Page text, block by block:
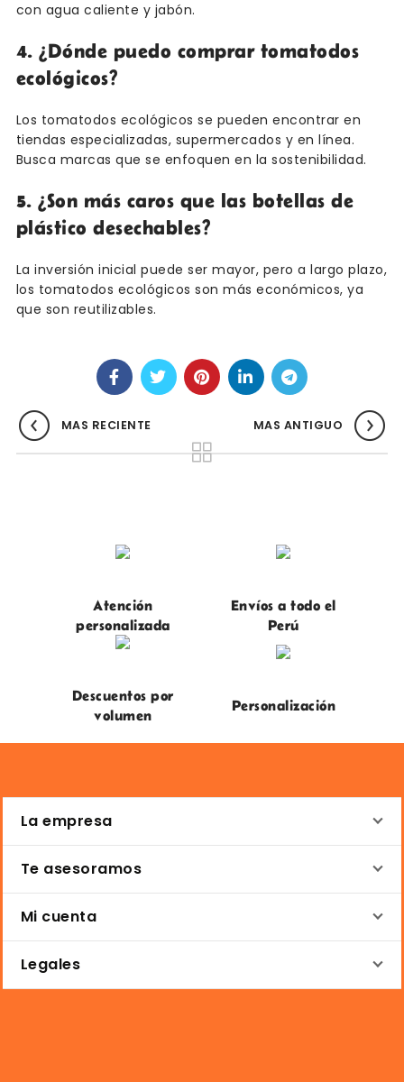
con agua caliente y jabón.
4. ¿Dónde puedo comprar tomatodos
ecológicos?
Los tomatodos ecológicos se pueden encontrar en
tiendas especializadas, supermercados y en línea.
Busca marcas que se enfoquen en la sostenibilidad.
5. ¿Son más caros que las botellas de
plástico desechables?
La inversión inicial puede ser mayor, pero a largo plazo,
los tomatodos ecológicos son más económicos, ya
que son reutilizables.
MAS RECIENTE MAS ANTIGUO
Atención
personalizada
Envíos a todo el
Perú
Descuentos por
volumen
Personalización
La empresa
Te asesoramos
Mi cuenta
Legales